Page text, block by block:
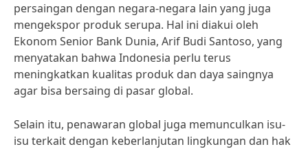
persaingan dengan negara-negara lain yang juga
mengekspor produk serupa. Hal ini diakui oleh
Ekonom Senior Bank Dunia, Arif Budi Santoso, yang
menyatakan bahwa Indonesia perlu terus
meningkatkan kualitas produk dan daya saingnya
agar bisa bersaing di pasar global.
Selain itu, penawaran global juga memunculkan isu-
isu terkait dengan keberlanjutan lingkungan dan hak